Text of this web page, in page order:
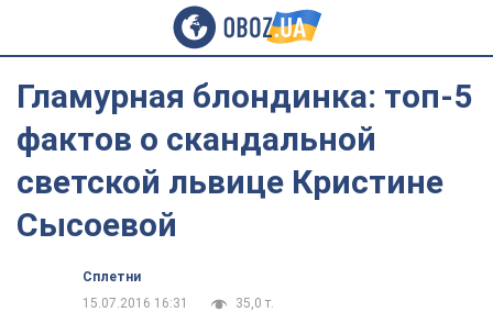
Гламурная блондинка: топ-5
фактов о скандальной
светской львице Кристине
Сысоевой
Сплетни
15.07.2016 16:31
35,0 т.